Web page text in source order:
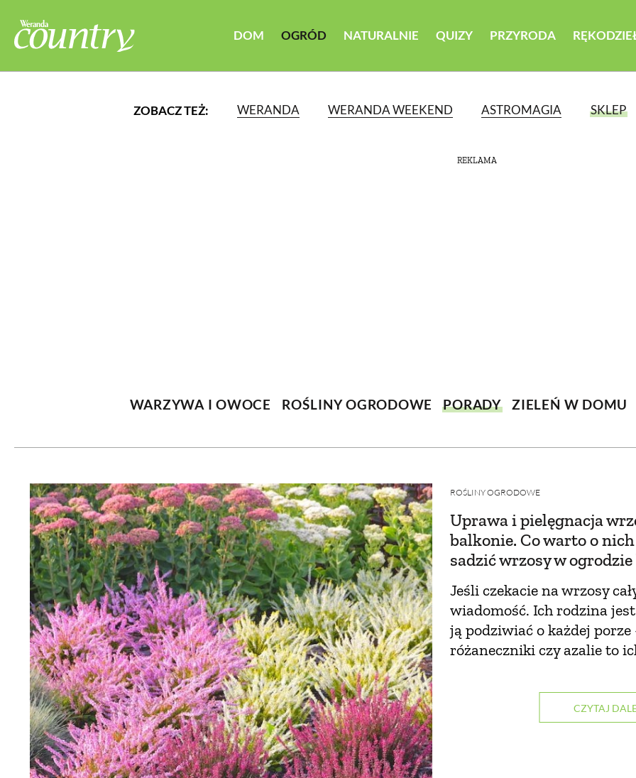
DOM OGRÓD NATURALNIE QUIZY PRZYRODA
ZOBACZ TEŻ: WERANDA WERANDA WEEKEND ASTROMAGIA SKLEP
REKLAMA
WARZYWA I OWOCE ROŚLINY OGRODOWE PORADY ZIELEŃ W DOMU
ROŚLINY OGRODOWE
Uprawa i pielęgnacja
balkonie. Co warto o
sadzić wrzosy w
Jeśli czekacie na wrzosy
wiadomość. Ich rodzina
ją podziwiać o każdej
różaneczniki czy azalie to
CZYTAJ
ZWIERZĘTA W NATURZE GRZYBY KRAJOBRAZ
ZWYCZAJE ZRÓB TO SAM PRZEPISY ŚNIADANIA
DANIA GŁÓWNE CIASTA I DESERY DODATKI